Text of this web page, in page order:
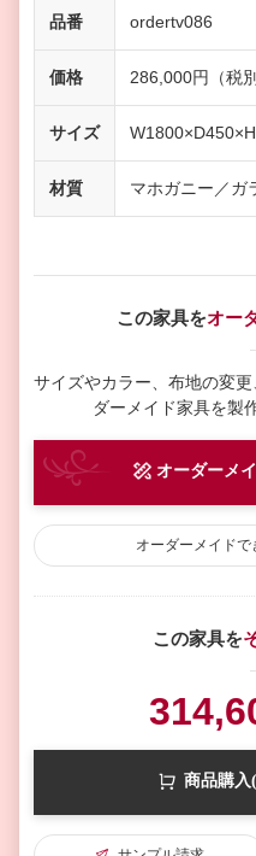
品番 ordertv086
価格 286,000円（税別
サイズ
材質 マホガニー／ガ
この家具をオー
サイズやカラー、布地の変
ダーメイド家具を製
オーダーメ
オーダーメイドで
この家具を
商品購入